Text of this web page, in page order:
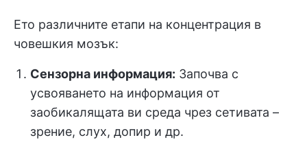
Ето различните етапи на концентрация в
човешкия мозък:
Сензорна информация: Започва с
усвояването на информация от
заобикалящата ви среда чрез сетивата –
зрение, слух, допир и др.